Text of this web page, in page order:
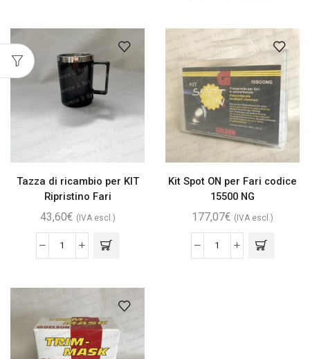
Tazza di ricambio per KIT
Ripristino Fari
43,60€ (IVA escl.)
Kit Spot ON per Fari codice
15500 NG
177,07€ (IVA escl.)